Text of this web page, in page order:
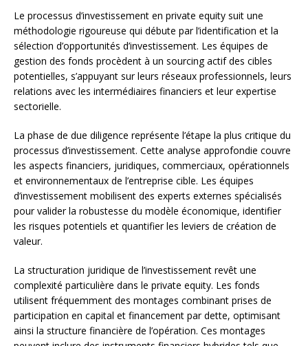
Le processus d’investissement en private equity suit une
méthodologie rigoureuse qui débute par l’identification et la
sélection d’opportunités d’investissement. Les équipes de
gestion des fonds procèdent à un sourcing actif des cibles
potentielles, s’appuyant sur leurs réseaux professionnels, leurs
relations avec les intermédiaires financiers et leur expertise
sectorielle.
La phase de due diligence représente l’étape la plus critique du
processus d’investissement. Cette analyse approfondie couvre
les aspects financiers, juridiques, commerciaux, opérationnels
et environnementaux de l’entreprise cible. Les équipes
d’investissement mobilisent des experts externes spécialisés
pour valider la robustesse du modèle économique, identifier
les risques potentiels et quantifier les leviers de création de
valeur.
La structuration juridique de l’investissement revêt une
complexité particulière dans le private equity. Les fonds
utilisent fréquemment des montages combinant prises de
participation en capital et financement par dette, optimisant
ainsi la structure financière de l’opération. Ces montages